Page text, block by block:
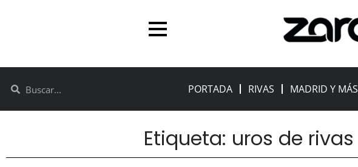
PORTADA RIVAS MADRID Y MÁS
Etiqueta: uros de rivas